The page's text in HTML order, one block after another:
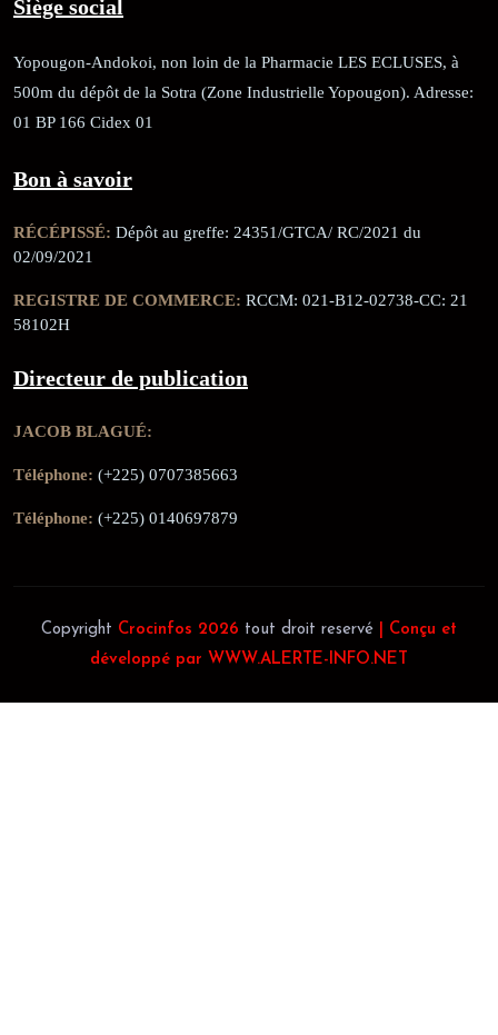
Siège social
Yopougon-Andokoi, non loin de la Pharmacie LES ECLUSES, à
500m du dépôt de la Sotra (Zone Industrielle Yopougon). Adresse:
01 BP 166 Cidex 01
Bon à savoir
RÉCÉPISSÉ: Dépôt au greffe: 24351/GTCA/ RC/2021 du
02/09/2021
REGISTRE DE COMMERCE: RCCM: 021-B12-02738-CC: 21
58102H
Directeur de publication
JACOB BLAGUÉ:
Téléphone: (+225) 0707385663
Téléphone: (+225) 0140697879
Copyright Crocinfos 2026 tout droit reservé
| Conçu et
développé par WWW.ALERTE-INFO.NET